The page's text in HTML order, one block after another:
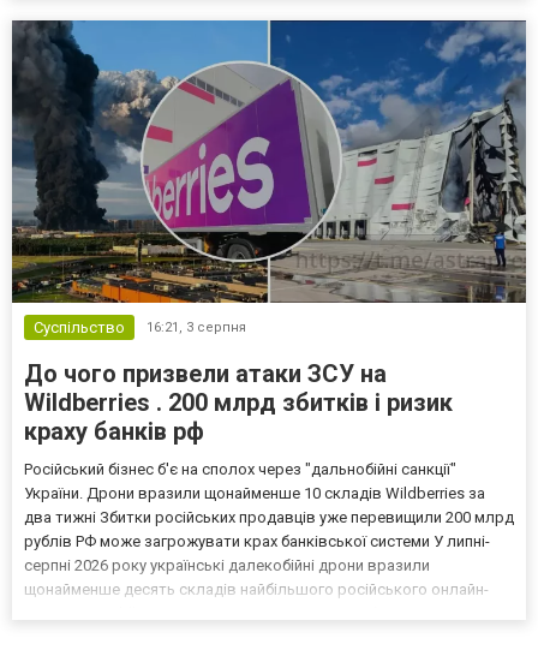
Суспільство 16:21, 3 серпня
До чого призвели атаки ЗСУ на
Wildberries . 200 млрд збитків і ризик
краху банків рф
Російський бізнес б'є на сполох через "дальнобійні санкції"
України. Дрони вразили щонайменше 10 складів Wildberries за
два тижні Збитки російських продавців уже перевищили 200 млрд
рублів РФ може загрожувати крах банківської системи У липні-
серпні 2026 року українські далекобійні дрони вразили
щонайменше десять складів найбільшого російського онлайн-